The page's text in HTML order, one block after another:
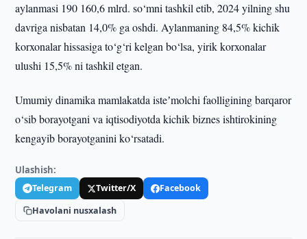
aylanmasi 190 160,6 mlrd. so‘mni tashkil etib, 2024 yilning shu
davriga nisbatan 14,0% ga oshdi. Aylanmaning 84,5% kichik
korxonalar hissasiga to‘g‘ri kelgan bo‘lsa, yirik korxonalar
ulushi 15,5% ni tashkil etgan.
Umumiy dinamika mamlakatda isteʼmolchi faolligining barqaror
o‘sib borayotgani va iqtisodiyotda kichik biznes ishtirokining
kengayib borayotganini ko‘rsatadi.
Ulashish:
Telegram Twitter/X
Facebook
Havolani nusxalash